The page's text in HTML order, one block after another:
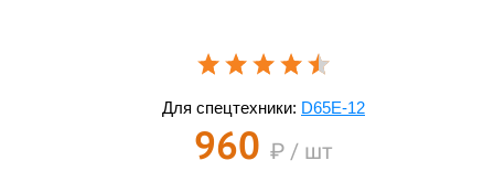
Для спецтехники: D65E-12
960 ₽ / шт